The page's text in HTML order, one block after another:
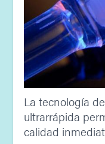
La tecnología
ultrarrápida
calidad